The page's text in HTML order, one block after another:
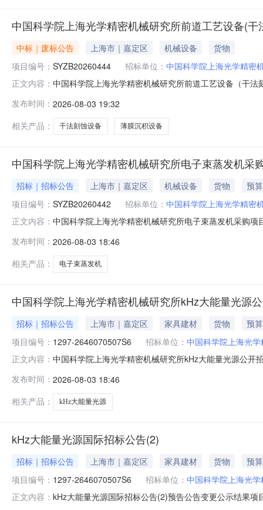
中国科学院上海光学精密机械研究所前道工艺设备(
中标｜废标公告 上海市｜嘉定区 机械设备
货物
项目编号： SYZB20260444 招标单位： 中国科学院上海光学精密
正文内容： 中国科学院上海光学精密机械研究所前道工艺设备（干
其他补充事宜至本项目投标截止时间2026年07月30日11
按以下方式联系。1.
发布时间： 2026-08-03 19:32
相关产品：
干法刻蚀设备 薄膜沉积设备
中国科学院上海光学精密机械研究所电子束蒸发机采
招标｜招标公告 上海市｜嘉定区 机械设备 货物
预
项目编号： SYZB20260442 招标单位： 中国科学院上海光学精密
正文内容： 中国科学院上海光学精密机械研究所电子束蒸发机采购
SYZB20260442项目名称：中国科学院上海光学精密机
需求：包号货
发布时间： 2026-08-03 18:46
相关产品：
电子束蒸发机
中国科学院上海光学精密机械研究所kHz大能量光源
招标｜招标公告 上海市｜嘉定区 家具建材 货物
预
项目编号： 1297-2646070507S6 招标单位： 中国科学院上海光
正文内容： 中国科学院上海光学精密机械研究所kHz大能量光源公
225.000000万元（人民币）最高限价（如有）：
发布时间： 2026-08-03 18:46
相关产品：
kHz大能量光源
kHz大能量光源国际招标公告(2)
招标｜招标公告 上海市｜嘉定区 家具建材 货物
预
项目编号： 1297-2646070507S6 招标单位： 中国科学院上海光
正文内容： kHz大能量光源国际招标公告(2)预告公告变更公示结果